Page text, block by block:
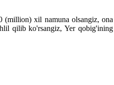
xil namuna olsangiz,
qilib ko'rsangiz, Yer